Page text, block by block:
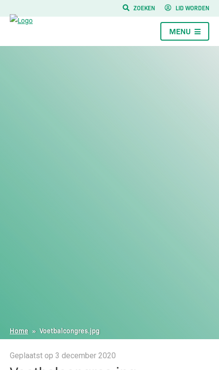
ZOEKEN LID WORDEN
MENU
Home » Voetbalcongres.jpg
Geplaatst op 3 december 2020